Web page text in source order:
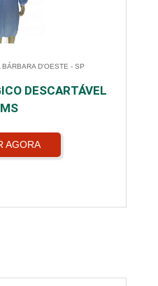
BÁRBARA D'OESTE - SP
DESCARTÁVEL
AGORA